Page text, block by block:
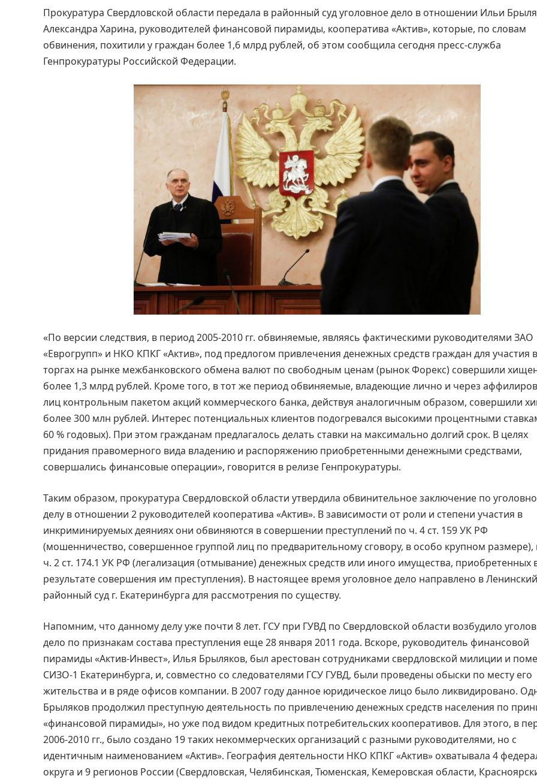
Прокуратура Свердловской области передала в районный суд уголовное дело в отношении Ильи
Александра Харина, руководителей финансовой пирамиды, кооператива «Актив», которые, по словам
обвинения, похитили у граждан более 1,6 млрд рублей, об этом сообщила сегодня пресс-служба
Генпрокуратуры Российской Федерации.
«По версии следствия, в период 2005-2010 гг. обвиняемые, являясь фактическими руководителями ЗАО
«Еврогрупп» и НКО КПКГ «Актив», под предлогом привлечения денежных средств граждан для участия в
торгах на рынке межбанковского обмена валют по свободным ценам (рынок Форекс) совершили
более 1,3 млрд рублей. Кроме того, в тот же период обвиняемые, владеющие лично и через
лиц контрольным пакетом акций коммерческого банка, действуя аналогичным образом, совершили
более 300 млн рублей. Интерес потенциальных клиентов подогревался высокими процентными
60 % годовых). При этом гражданам предлагалось делать ставки на максимально долгий срок. В целях
придания правомерного вида владению и распоряжению приобретенными денежными средствами,
совершались финансовые операции», говорится в релизе Генпрокуратуры.
Таким образом, прокуратура Свердловской области утвердила обвинительное заключение по
делу в отношении 2 руководителей кооператива «Актив». В зависимости от роли и степени участия в
инкриминируемых деяниях они обвиняются в совершении преступлений по ч. 4 ст. 159 УК РФ
(мошенничество, совершенное группой лиц по предварительному сговору, в особо крупном размере),
ч. 2 ст. 174.1 УК РФ (легализация (отмывание) денежных средств или иного имущества, приобретенных
результате совершения им преступления). В настоящее время уголовное дело направлено в Ленинский
районный суд г. Екатеринбурга для рассмотрения по существу.
Напомним, что данному делу уже почти 8 лет. ГСУ при ГУВД по Свердловской области возбудило
дело по признакам состава преступления еще 28 января 2011 года. Вскоре, руководитель финансовой
пирамиды «Актив-Инвест», Илья Брыляков, был арестован сотрудниками свердловской милиции и
СИЗО-1 Екатеринбурга, и, совместно со следователями ГСУ ГУВД, были проведены обыски по месту его
жительства и в ряде офисов компании. В 2007 году данное юридическое лицо было ликвидировано.
Брыляков продолжил преступную деятельность по привлечению денежных средств населения по
«финансовой пирамиды», но уже под видом кредитных потребительских кооперативов. Для этого, в
2006-2010 гг., было создано 19 таких некоммерческих организаций с разными руководителями, но с
идентичным наименованием «Актив». География деятельности НКО КПКГ «Актив» охватывала 4
округа и 9 регионов России (Свердловская, Челябинская, Тюменская, Кемеровская области,